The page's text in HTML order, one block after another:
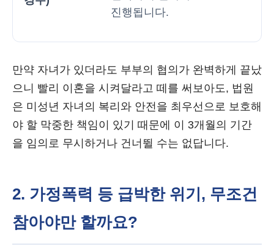
진행됩니다.
만약 자녀가 있더라도 부부의 협의가 완벽하게 끝났
으니 빨리 이혼을 시켜달라고 떼를 써보아도, 법원
은 미성년 자녀의 복리와 안전을 최우선으로 보호해
야 할 막중한 책임이 있기 때문에 이 3개월의 기간
을 임의로 무시하거나 건너뛸 수는 없답니다.
2. 가정폭력 등 급박한 위기, 무조건
참아야만 할까요?